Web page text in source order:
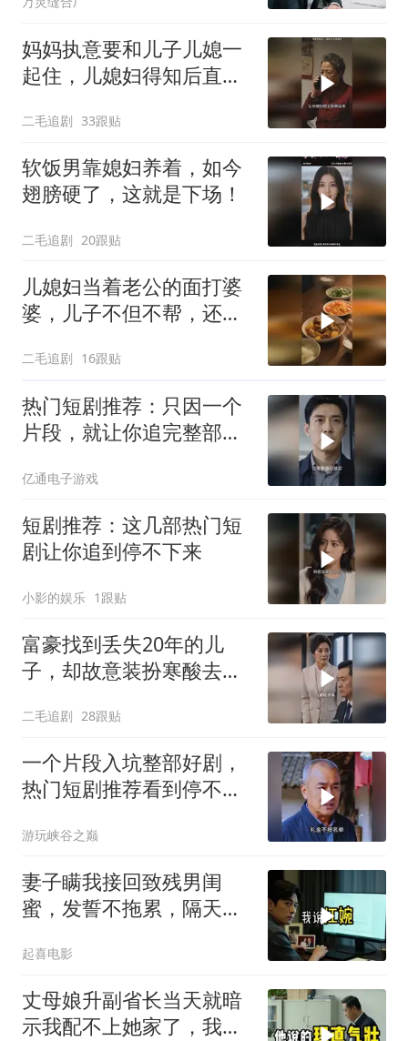
妈妈执意要和儿子儿媳一
起住，儿媳妇得知后直接
二毛追剧 33跟贴
软饭男靠媳妇养着，如今
翅膀硬了，这就是下场！
二毛追剧 20跟贴
儿媳妇当着老公的面打婆
婆，儿子不但不帮，还助
二毛追剧 16跟贴
热门短剧推荐：只因一个
片段，就让你追完整部好
亿通电子游戏
短剧推荐：这几部热门短
剧让你追到停不下来
小影的娱乐 1跟贴
富豪找到丢失20年的儿
子，却故意装扮寒酸去相
二毛追剧 28跟贴
一个片段入坑整部好剧，
热门短剧推荐看到停不下
游玩峡谷之巅
妻子瞒我接回致残男闺
蜜，发誓不拖累，隔天我
起喜电影
丈母娘升副省长当天就暗
示我配不上她家了，我当